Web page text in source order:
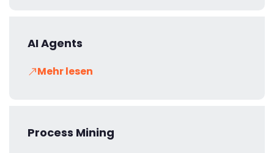
AI Agents
Mehr lesen
Process Mining